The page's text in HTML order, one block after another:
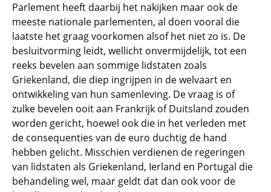
Parlement heeft daarbij het nakijken maar ook de
meeste nationale parlementen, al doen vooral die
laatste het graag voorkomen alsof het niet zo is. De
besluitvorming leidt, wellicht onvermijdelijk, tot een
reeks bevelen aan sommige lidstaten zoals
Griekenland, die diep ingrijpen in de welvaart en
ontwikkeling van hun samenleving. De vraag is of
zulke bevelen ooit aan Frankrijk of Duitsland zouden
worden gericht, hoewel ook die in het verleden met
de consequenties van de euro duchtig de hand
hebben gelicht. Misschien verdienen de regeringen
van lidstaten als Griekenland, Ierland en Portugal die
behandeling wel, maar geldt dat dan ook voor de